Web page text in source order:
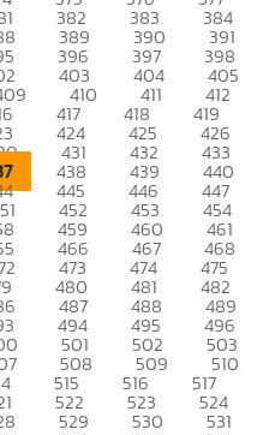
382 383 384
389 390 391
396 397 398
403 404 405
410 411 412
417 418 419
424 425 426
431 432 433
438 439 440
445 446 447
452 453 454
459 460 461
466 467 468
473 474 475
480 481 482
487 488 489
494 495 496
501 502 503
508 509 510
515 516 517
522 523 524
529 530 531